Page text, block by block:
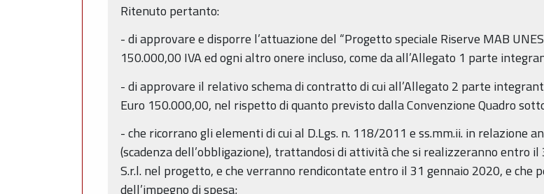
Ritenuto pertanto:
- di approvare e disporre l’attuazione del “Progetto speciale Riserve MAB
150.000,00 IVA ed ogni altro onere incluso, come da all’Allegato 1 parte
- di approvare il relativo schema di contratto di cui all’Allegato 2 parte
Euro 150.000,00, nel rispetto di quanto previsto dalla Convenzione Quadro
- che ricorrano gli elementi di cui al D.Lgs. n. 118/2011 e ss.mm.ii. in relazione
(scadenza dell’obbligazione), trattandosi di attività che si realizzeranno entro
S.r.l. nel progetto, e che verranno rendicontate entro il 31 gennaio 2020, e che
dell’impegno di spesa;